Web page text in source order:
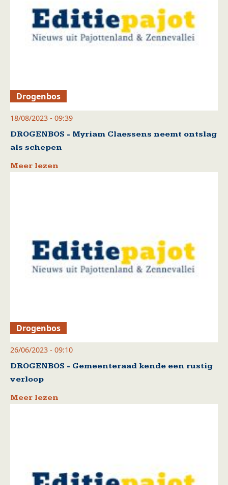
Drogenbos
18/08/2023 - 09:39
DROGENBOS - Myriam Claessens neemt ontslag
als schepen
Meer lezen
Drogenbos
26/06/2023 - 09:10
DROGENBOS - Gemeenteraad kende een rustig
verloop
Meer lezen